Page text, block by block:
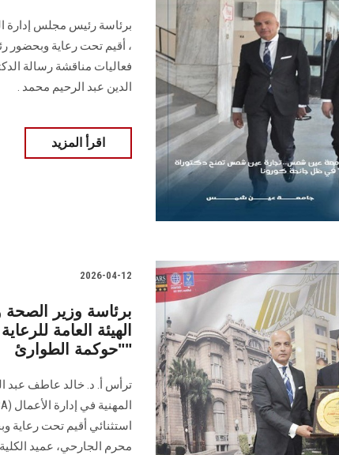
برئاسة رئيس مجلس إدارة
، أقيم تحت رعاية وبحضور
الدين عبد الرحيم محمد .
اقرأ المزيد
2026-04-12
برئاسة وزير
الهيئة العامة
"حوكمة الطوارئ"
ترأس أ. د. خالد عاطف عبد
استثنائي أقيم تحت رعاية
محرم الجارحي، عميد